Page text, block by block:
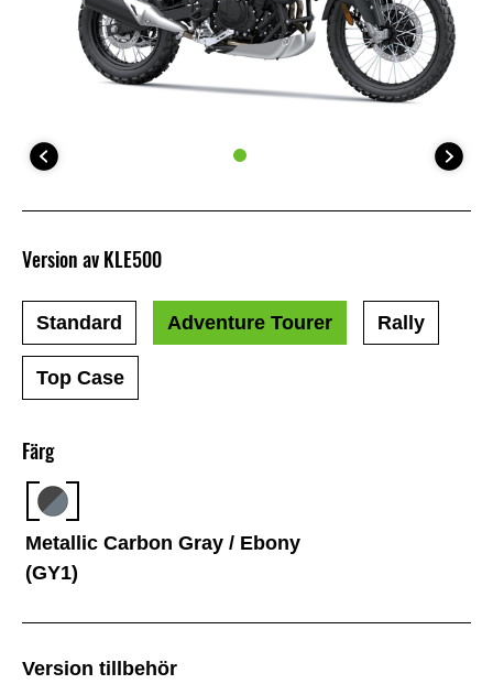
Färg
Metallic Carbon Gray / Ebony
(GY1)
Version av KLE500
Standard Adventure Tourer Rally
Top Case
Version tillbehör